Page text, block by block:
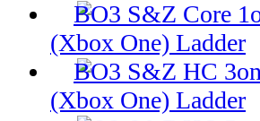
(Xbox One) Ladder
(Xbox One) Ladder